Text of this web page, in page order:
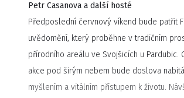
Petr Casanova a další hosté
Předposlední červnový víkend bude patřit
uvědomění, který proběhne v tradičním
přírodního areálu ve Svojšicích u Pardubic.
akce pod širým nebem bude doslova
myšlením a vitálním přístupem k životu.